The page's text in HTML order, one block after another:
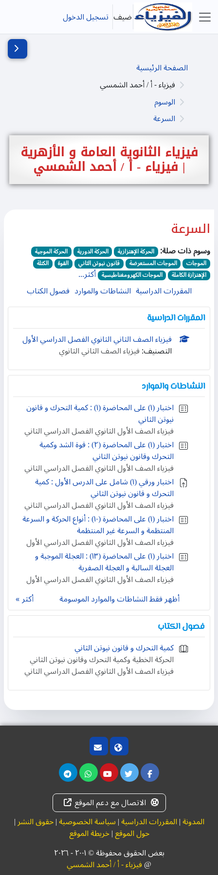
تخطى إلى المحتوى الرئيسي
واجهة جانبية
ضيف تسجيل الدخول
الصفحة الرئيسية
فيزياء - أ / أحمد الشمسي
الوسوم
السرعة
فيزياء الثانوية العامة و الأزهرية
| فيزياء - أ / أحمد الشمسي
فتح
السرعة
وسوم ذات صلة: الحركة الإهتزازية الحركة الدورية
الحركة الموجية
الموجات
الموجات المستعرضة قانون نيوتن الثاني القوة
الكتلة
الإهتزازة الكاملة
الموجات الكهرومغناطيسية أكثر...
المقررات الدراسية النشاطات والموارد فصول الكتاب
المقررات الدراسية
فيزياء الصف الثاني الثانوي الفصل الدراسي الأول
التصنيف:فيزياء الصف الثاني الثانوي
النشاطات والموارد
اختبار (١) على المحاضرة (١) : كمية التحرك و قانون
نيوتن الثاني
فيزياء الصف الأول الثانوي الفصل الدراسي الثاني
اختبار (١) على المحاضرة (٢) : قوة الشد وكمية
التحرك وقانون نيوتن الثاني
فيزياء الصف الأول الثانوي الفصل الدراسي الثاني
اختبار ورقي (۱) شامل على الدرس الأول : كمية
التحرك و قانون نيوتن الثاني
فيزياء الصف الأول الثانوي الفصل الدراسي الثاني
اختبار (١) على المحاضرة (١٠) : أنواع الحركة و السرعة
المنتظمة و السرعة غير المنتظمة
فيزياء الصف الأول الثانوي الفصل الدراسي الأول
اختبار (١) على المحاضرة (١٣) : العجلة الموجبة و
العجلة السالبة و العجلة الصفرية
فيزياء الصف الأول الثانوي الفصل الدراسي الأول
أكثر
أظهر فقط النشاطات والموارد الموسومة
فصول الكتاب
كمية التحرك و قانون نيوتن الثاني
الحركة الخطية وكمية التحرك وقانون نيوتن الثاني
فيزياء الصف الأول الثانوي الفصل الدراسي الثاني
الاتصال مع دعم الموقع
المدونة|المقررات الدراسية|سياسة الخصوصية|حقوق النشر|
حول الموقع|خريطة الموقع
بعض الحقوق محفوظة © ۲۰۰١ - ٢٠٢٦
@فيزياء - أ / أحمد الشمسي